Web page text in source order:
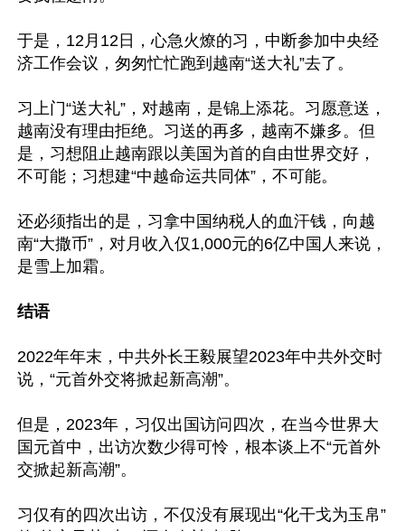
于是，12月12日，心急火燎的习，中断参加中央经
济工作会议，匆匆忙忙跑到越南“送大礼”去了。
习上门“送大礼”，对越南，是锦上添花。习愿意送，
越南没有理由拒绝。习送的再多，越南不嫌多。但
是，习想阻止越南跟以美国为首的自由世界交好，
不可能；习想建“中越命运共同体”，不可能。
还必须指出的是，习拿中国纳税人的血汗钱，向越
南“大撒币”，对月收入仅1,000元的6亿中国人来说，
是雪上加霜。
结语
2022年年末，中共外长王毅展望2023年中共外交时
说，“元首外交将掀起新高潮”。
但是，2023年，习仅出国访问四次，在当今世界大
国元首中，出访次数少得可怜，根本谈上不“元首外
交掀起新高潮”。
习仅有的四次出访，不仅没有展现出“化干戈为玉帛”